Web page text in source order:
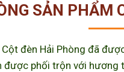
SẢN PHẨM
đèn Hải Phòng đã
được phối trộn với